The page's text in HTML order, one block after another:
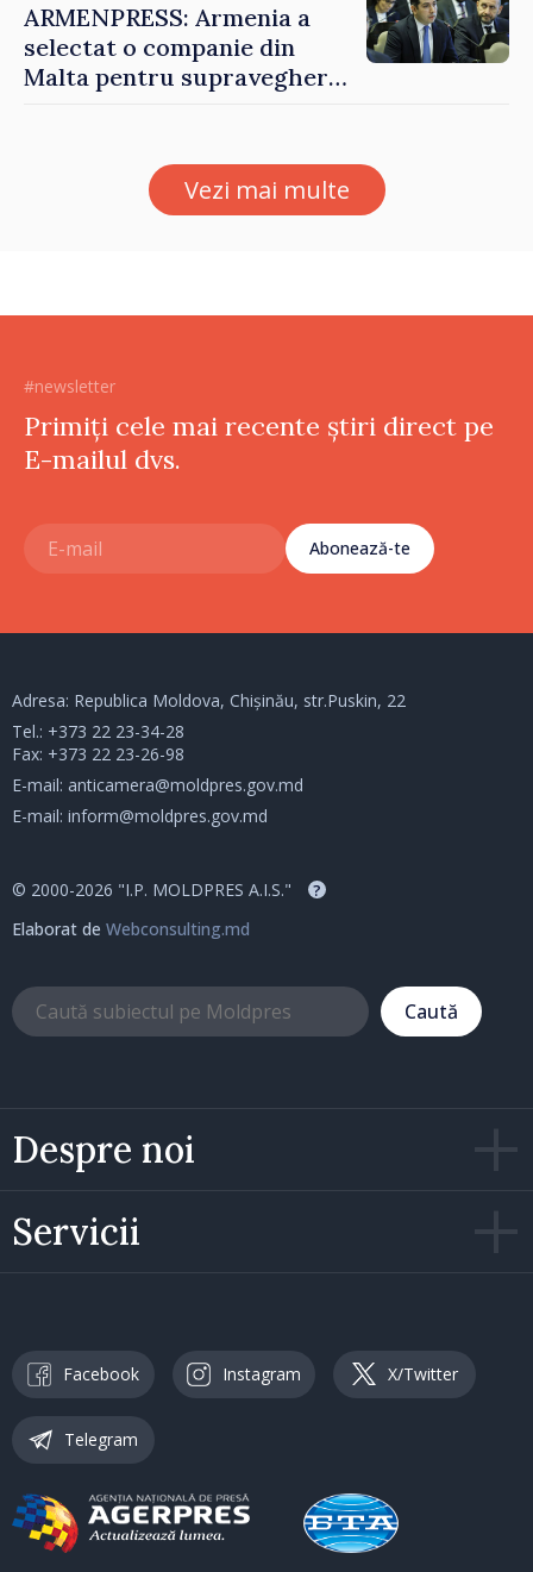
ARMENPRESS: Armenia a
selectat o companie din
Malta pentru supravegherea
Vezi mai multe
#newsletter
Primiți cele mai recente știri direct pe
E-mailul dvs.
Abonează-te
Despre noi
Servicii
Adresa: Republica Moldova, Chișinău, str.Puskin, 22
Tel.: +373 22 23-34-28
Fax: +373 22 23-26-98
E-mail: anticamera@moldpres.gov.md
E-mail: inform@moldpres.gov.md
© 2000-2026 "I.P. MOLDPRES A.I.S." ?
Elaborat de Webconsulting.md
Caută
Facebook Instagram X/Twitter
Telegram